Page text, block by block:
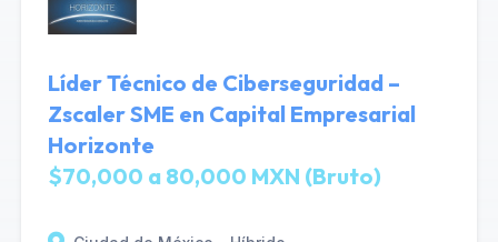
Líder Técnico de Ciberseguridad –
Zscaler SME en Capital Empresarial
Horizonte
$70,000 a 80,000 MXN (Bruto)